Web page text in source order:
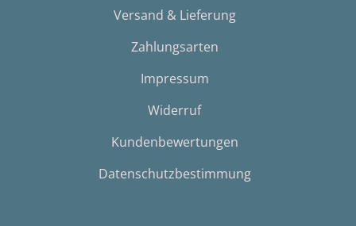
Versand & Lieferung
Zahlungsarten
Impressum
Widerruf
Kundenbewertungen
Datenschutzbestimmung